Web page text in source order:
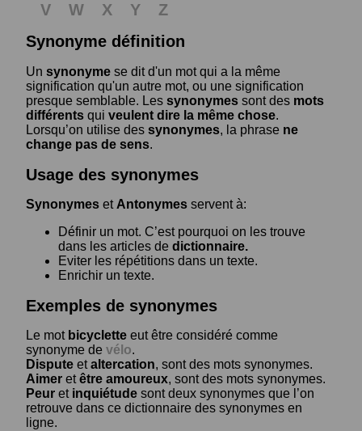
V W X Y
Z
Synonyme définition
Un synonyme se dit d'un mot qui a la même
signification qu'un autre mot, ou une signification
presque semblable. Les synonymes sont des mots
différents qui veulent dire la même chose.
Lorsqu’on utilise des synonymes, la phrase ne
change pas de sens.
Usage des synonymes
Synonymes et Antonymes servent à:
Définir un mot. C’est pourquoi on les trouve
dans les articles de dictionnaire.
Eviter les répétitions dans un texte.
Enrichir un texte.
Exemples de synonymes
Le mot bicyclette eut être considéré comme
synonyme de vélo.
Dispute etaltercation, sont des mots synonymes.
Aimer etêtre amoureux, sont des mots synonymes.
Peur et inquiétude sont deux synonymes que l’on
retrouve dans ce dictionnaire des synonymes en
ligne.